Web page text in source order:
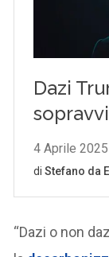
“Dazi o non